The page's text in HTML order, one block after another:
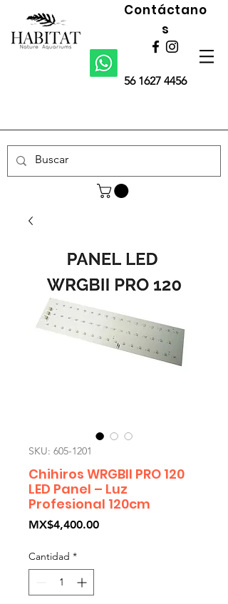
Contáctano
s
56 1627 4456
SKU: 605-1201
Chihiros WRGBII PRO 120
LED Panel – Luz
Profesional 120cm
MX$4,400.00Precio
Cantidad *